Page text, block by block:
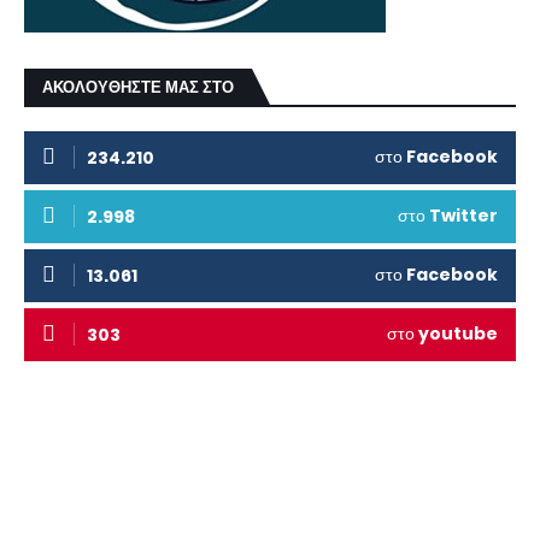
ΑΚΟΛΟΥΘΗΣΤΕ ΜΑΣ ΣΤΟ
234.210 στο Facebook
2.998 στο Twitter
13.061 στο Facebook
303 στοyoutube